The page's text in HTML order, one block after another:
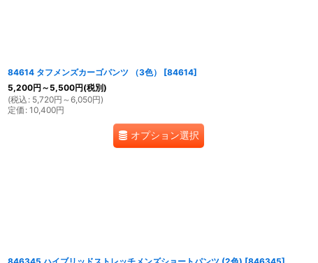
84614 タフメンズカーゴパンツ （3色） [84614]
5,200円 ～5,500円(税別)
(税込 : 5,720円 ～6,050円)
定価 : 10,400円
オプション選択
846345 ハイブリッドストレッチメンズショートパンツ (2色) [846345]